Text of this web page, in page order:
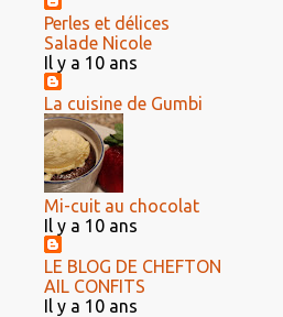
Perles et délices
Salade Nicole
Il y a 10 ans
La cuisine de Gumbi
Mi-cuit au chocolat
Il y a 10 ans
LE BLOG DE CHEFTON
AIL CONFITS
Il y a 10 ans